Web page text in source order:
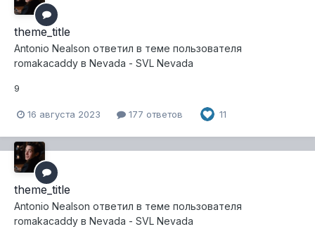
theme_title
Antonio Nealson ответил в теме пользователя
romakacaddy в Nevada - SVL Nevada
9
16 августа 2023 177 ответов 11
theme_title
Antonio Nealson ответил в теме пользователя
romakacaddy в Nevada - SVL Nevada